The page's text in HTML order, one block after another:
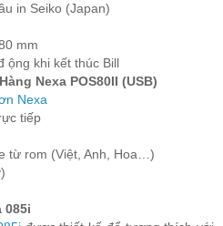
in Seiko (Japan)
mm
ộng khi kết thúc Bill
Nexa POS80II (USB)
Nexa
tiếp
từ rom (Việt, Anh, Hoa…)
085i